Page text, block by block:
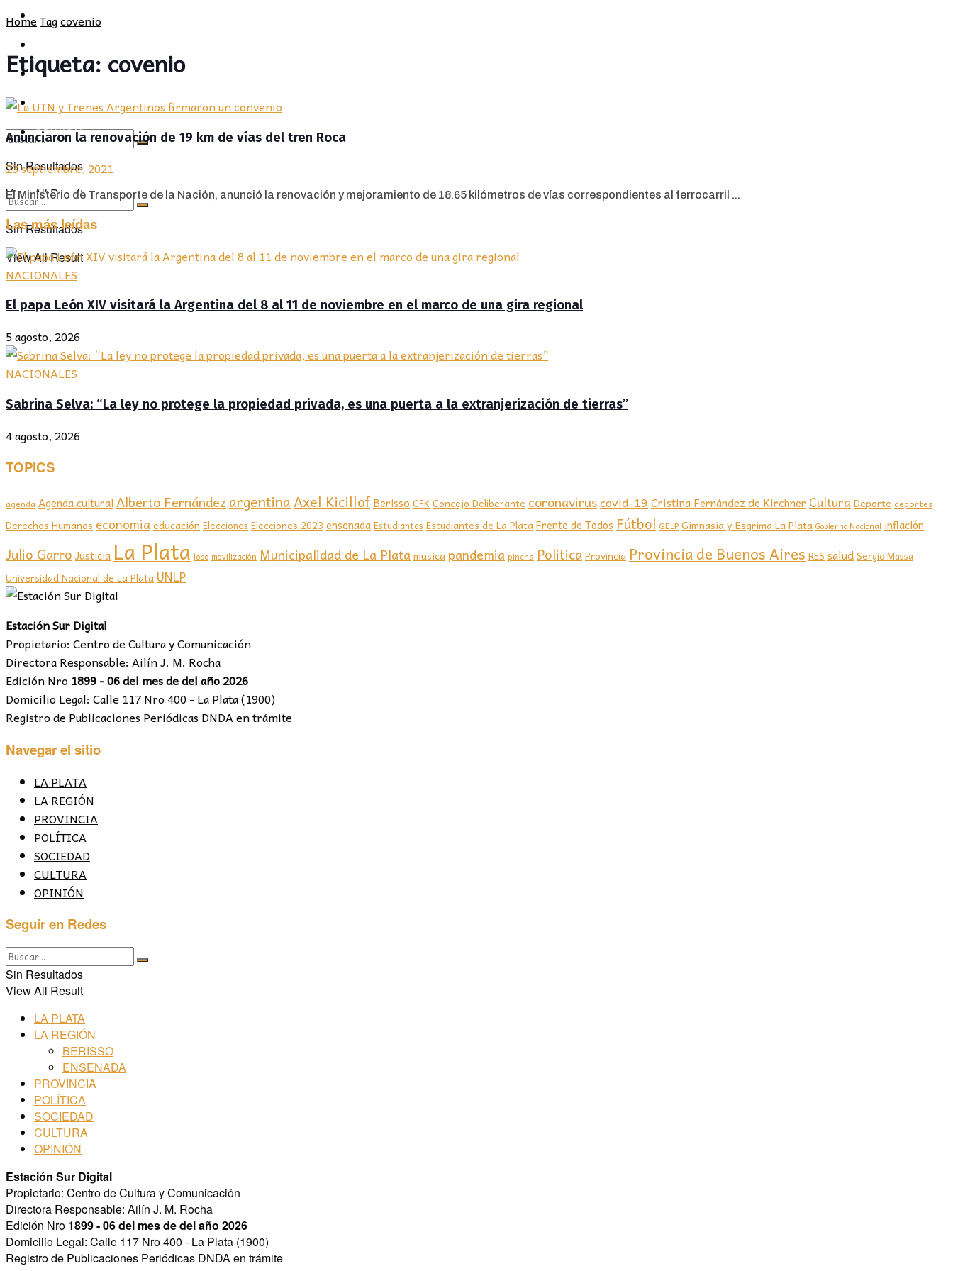
CULTURA
Sin Resultados
View All Result
PROVINCIA
SOCIEDAD
CULTURA
OPINIÓN
Sin Resultados
View All Result
HomeTagcovenio
Etiqueta: covenio
Anunciaron la renovación de 19 km de vías del tren Roca
23 septiembre, 2021
El Ministerio de Transporte de la Nación, anunció la renovación y mejoramiento de 18.65 kilómetros de vías correspondientes al ferrocarril ...
Las más leídas
NACIONALES
El papa León XIV visitará la Argentina del 8 al 11 de noviembre en el marco de una gira regional
5 agosto, 2026
NACIONALES
Sabrina Selva: “La ley no protege la propiedad privada, es una puerta a la extranjerización de tierras”
4 agosto, 2026
TOPICS
agenda Agenda culturalAlberto Fernández argentinaAxel Kicillof Berisso CFKConcejo Deliberante coronaviruscovid-19 Cristina Fernández de Kirchner Cultura Deporte deportes
Derechos Humanos economia educación Elecciones Elecciones 2023 ensenada Estudiantes Estudiantes de La PlataFrente de Todos Fútbol GELP Gimnasia y Esgrima La Plata Gobierno Nacional inflación
Julio Garro Justicia La Plata lobo movilización Municipalidad de La Plata musicapandemia pincha PoliticaProvincia Provincia de Buenos Aires RES saludSergio Massa
Universidad Nacional de La Plata UNLP
Estación Sur Digital
Propietario: Centro de Cultura y Comunicación
Directora Responsable: Ailín J. M. Rocha
Edición Nro 1899 - 06 del mes de del año 2026
Domicilio Legal: Calle 117 Nro 400 - La Plata (1900)
Registro de Publicaciones Periódicas DNDA en trámite
Navegar el sitio
LA PLATA
LA REGIÓN
PROVINCIA
POLÍTICA
SOCIEDAD
CULTURA
OPINIÓN
Seguir en Redes
Sin Resultados
View All Result
LA PLATA
LA REGIÓN
BERISSO
ENSENADA
PROVINCIA
POLÍTICA
SOCIEDAD
CULTURA
OPINIÓN
Estación Sur Digital
Propietario: Centro de Cultura y Comunicación
Directora Responsable: Ailín J. M. Rocha
Edición Nro 1899 - 06 del mes de del año 2026
Domicilio Legal: Calle 117 Nro 400 - La Plata (1900)
Registro de Publicaciones Periódicas DNDA en trámite